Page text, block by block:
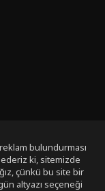
bulundurması
ki, sitemizde
çünkü bu site bir
altyazı seçeneği